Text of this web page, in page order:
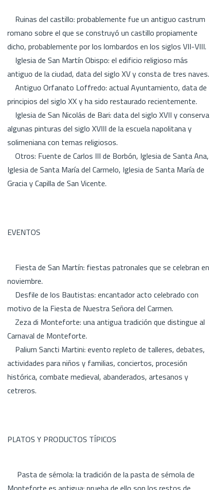
Ruinas del castillo: probablemente fue un antiguo castrum
romano sobre el que se construyó un castillo propiamente
dicho, probablemente por los lombardos en los siglos VII-VIII.
Iglesia de San Martín Obispo: el edificio religioso más
antiguo de la ciudad, data del siglo XV y consta de tres naves.
Antiguo Orfanato Loffredo: actual Ayuntamiento, data de
principios del siglo XX y ha sido restaurado recientemente.
Iglesia de San Nicolás de Bari: data del siglo XVII y conserva
algunas pinturas del siglo XVIII de la escuela napolitana y
solimeniana con temas religiosos.
Otros: Fuente de Carlos III de Borbón, Iglesia de Santa Ana,
Iglesia de Santa María del Carmelo, Iglesia de Santa María de
Gracia y Capilla de San Vicente.
EVENTOS
Fiesta de San Martín: fiestas patronales que se celebran en
noviembre.
Desfile de los Bautistas: encantador acto celebrado con
motivo de la Fiesta de Nuestra Señora del Carmen.
Zeza di Monteforte: una antigua tradición que distingue al
Carnaval de Monteforte.
Palium Sancti Martini: evento repleto de talleres, debates,
actividades para niños y familias, conciertos, procesión
histórica, combate medieval, abanderados, artesanos y
cetreros.
PLATOS Y PRODUCTOS TÍPICOS
Pasta de sémola: la tradición de la pasta de sémola de